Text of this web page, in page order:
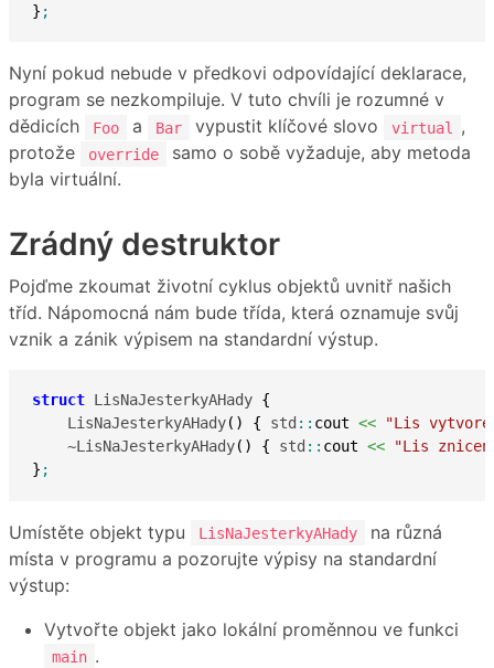
} ;
Nyní pokud nebude v předkovi odpovídající deklarace,
program se nezkompiluje. V tuto chvíli je rozumné v
dědicích
Foo a Bar vypustit klíčové slovo virtual
,
protože
override
samo o sobě vyžaduje, aby metoda
byla virtuální.
Zrádný destruktor
Pojďme zkoumat životní cyklus objektů uvnitř našich
tříd. Nápomocná nám bude třída, která oznamuje svůj
vznik a zánik výpisem na standardní výstup.
struct LisNaJesterkyAHady {
    LisNaJesterkyAHady
( ) { std :: cout <<
"Lis
    ~LisNaJesterkyAHady
( ) { std :: cout <<
"Lis
} ;
Umístěte objekt typu LisNaJesterkyAHady
na různá
místa v programu a pozorujte výpisy na standardní
výstup:
Vytvořte objekt jako lokální proměnnou ve funkci
main .